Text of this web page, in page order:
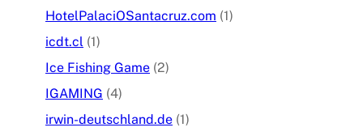
HotelPalaciOSantacruz.com (1)
icdt.cl (1)
Ice Fishing Game (2)
IGAMING (4)
irwin-deutschland.de (1)